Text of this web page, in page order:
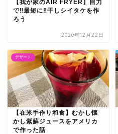
【我が家のAIR FRYER】自力
で‼最短に‼干しシイタケを作
ろう
2020年12月22日
デザート
【在米手作り和食】むかし懐
かし紫蘇ジュースをアメリカ
で作った話